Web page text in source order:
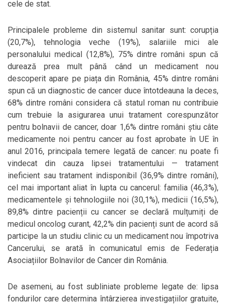
cele de stat.
Principalele probleme din sistemul sanitar sunt: corupția
(20,7%), tehnologia veche (19%), salariile mici ale
personalului medical (12,8%), 75% dintre români spun că
durează prea mult până când un medicament nou
descoperit apare pe piața din România, 45% dintre români
spun că un diagnostic de cancer duce întotdeauna la deces,
68% dintre români considera că statul roman nu contribuie
cum trebuie la asigurarea unui tratament corespunzător
pentru bolnavii de cancer, doar 1,6% dintre români știu câte
medicamente noi pentru cancer au fost aprobate în UE în
anul 2016, principala temere legată de cancer: nu poate fi
vindecat din cauza lipsei tratamentului — tratament
ineficient sau tratament indisponibil (36,9% dintre români),
cel mai important aliat în lupta cu cancerul: familia (46,3%),
medicamentele și tehnologiile noi (30,1%), medicii (16,5%),
89,8% dintre pacienții cu cancer se declară mulțumiți de
medicul oncolog curant, 42,2% din pacienți sunt de acord să
participe la un studiu clinic cu un medicament nou împotriva
Cancerului, se arată în comunicatul emis de Federația
Asociațiilor Bolnavilor de Cancer din România.
De asemeni, au fost subliniate probleme legate de: lipsa
fondurilor care determina întârzierea investigațiilor gratuite,